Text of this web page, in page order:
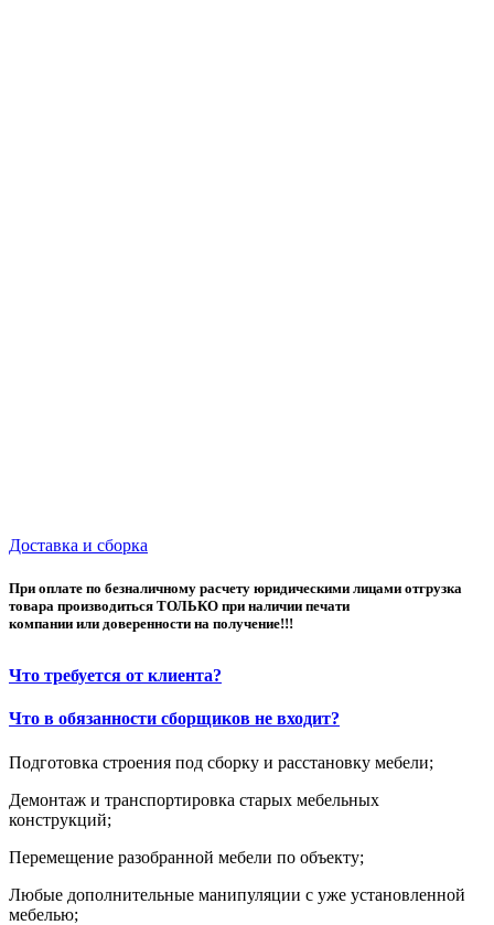
Доставка и сборка
При оплате по безналичному расчету юридическими лицами отгрузка
товара производиться ТОЛЬКО при наличии печати
компании или доверенности на получение!!!
Что требуется от клиента?
Что в обязанности сборщиков не входит?
Подготовка строения под сборку и расстановку мебели;
Демонтаж и транспортировка старых мебельных
конструкций;
Перемещение разобранной мебели по объекту;
Любые дополнительные манипуляции с уже установленной
мебелью;